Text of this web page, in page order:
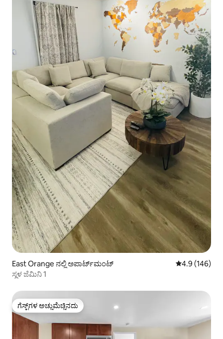
East Orange ನಲ್ಲಿ ಅಪಾರ್ಟ್‌ಮಂಟ್ 5 ರಲ್ಲಿ 4.9
4.9 (146)
ಸ್ಥಳ ಜೆಮಿನಿ 1
ಗೆಸ್ಟ್‌ಗಳ ಅಚ್ಚುಮೆಚ್ಚಿನದು
ಗೆಸ್ಟ್‌ಗಳ ಅಚ್ಚುಮೆಚ್ಚಿನದು